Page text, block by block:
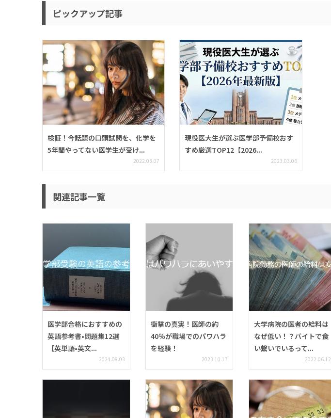
ピックアップ記事
検証！今話題の口頭試問を、化学を
5年間やってない医学生が受け...
2022.03.07
現役医大生が選ぶ医学部予備校おす
すめ厳選TOP12【2026...
2023.03.06
関連記事一覧
医学部合格におすすめの
英語参考書•問題集12選
【英単語•英文...
2024.08.03
衝撃の真実！医師の約
40％が職場でのパワハラ
を経験！
2023.10.17
大学病院の医者の給料は
なぜ低い！？バイトで食
い繋いでいるって...
2022.06.12